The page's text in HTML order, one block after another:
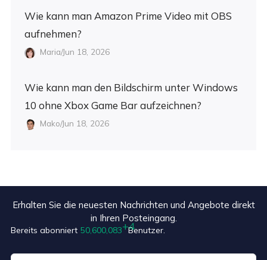
Wie kann man Amazon Prime Video mit OBS
aufnehmen?
Maria/Jun 18, 2026
Wie kann man den Bildschirm unter Windows
10 ohne Xbox Game Bar aufzeichnen?
Mako/Jun 18, 2026
Erhalten Sie die neuesten Nachrichten und Angebote direkt
in Ihren Posteingang.
Bereits abonniert 50,600,087 Benutzer.